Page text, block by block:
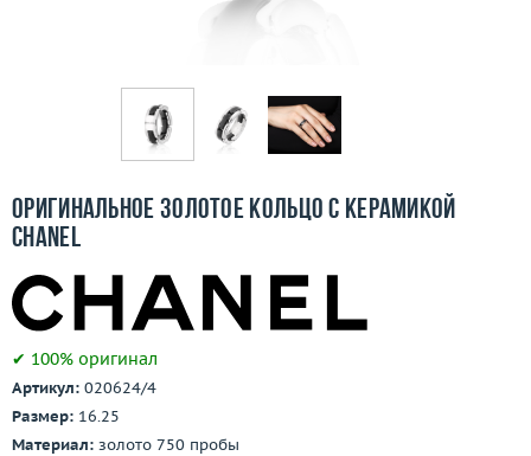
Контакты
3D-тур по шоуруму
Оригинальное золотое кольцо с керамикой
Chanel
✔ 100% оригинал
Артикул: 020624/4
Размер: 16.25
Материал: золото 750 пробы